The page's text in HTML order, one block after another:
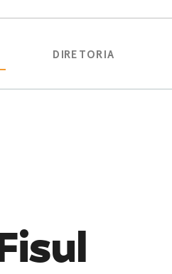
DIRETORIA